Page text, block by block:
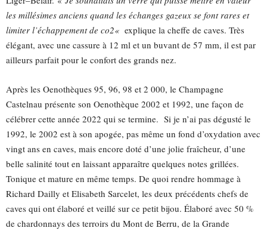
les millésimes anciens quand les échanges gazeux se font rares et
limiter l’échappement de co2« explique la cheffe de caves. Très
élégant, avec une cassure à 12 ml et un buvant de 57 mm, il est par
ailleurs parfait pour le confort des grands nez.
Après les Oenothèques 95, 96, 98 et 2 000, le Champagne
Castelnau présente son Oenothèque 2002 et 1992, une façon de
célébrer cette année 2022 qui se termine. Si je n’ai pas dégusté le
1992, le 2002 est à son apogée, pas même un fond d’oxydation avec
vingt ans en caves, mais encore doté d’une jolie fraîcheur, d’une
belle salinité tout en laissant apparaître quelques notes grillées.
Tonique et mature en même temps. De quoi rendre hommage à
Richard Dailly et Elisabeth Sarcelet, les deux précédents chefs de
caves qui ont élaboré et veillé sur ce petit bijou. Élaboré avec 50 %
de chardonnays des terroirs du Mont de Berru, de la Grande